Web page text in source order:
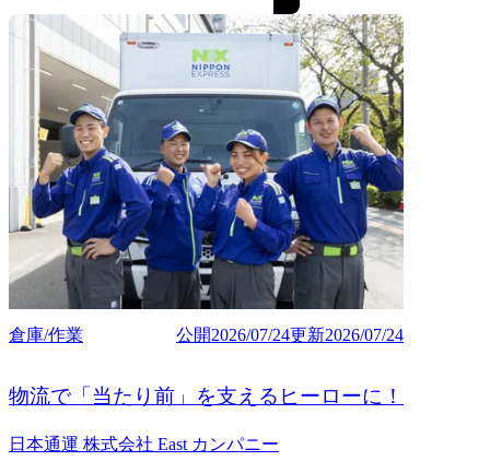
倉庫/作業 公開2026/07/24更新2026/07/24
物流で「当たり前」を支えるヒーローに！
日本通運 株式会社 East カンパニー